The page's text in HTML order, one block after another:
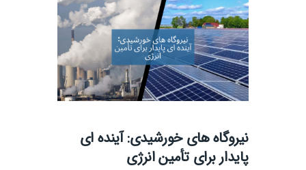
نیروگاه های خورشیدی: آینده ای
پایدار برای تأمین انرژی